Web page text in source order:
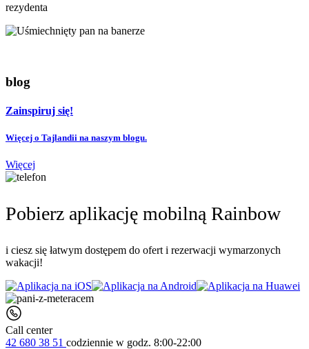
rezydenta
blog
Zainspiruj się!
Więcej o Tajlandii na naszym blogu.
Więcej
Pobierz aplikację mobilną Rainbow
i ciesz się łatwym dostępem do ofert i rezerwacji wymarzonych
wakacji!
Call center
42 680 38 51 codziennie w godz. 8:00-22:00